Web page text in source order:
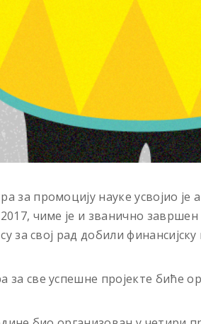
за промоцију науке усвојио је
чиме је и званично завршен
су за свој рад добили
за све успешне пројекте биће